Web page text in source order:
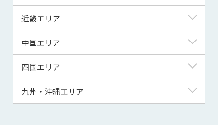
宮城県
秋田県
山形県
埼玉県
千葉県
茨城県
群馬県
富山県
福井県
山梨県
長野県
岐阜県
静岡県
三重県
近畿エリア
滋賀県
京都府
大阪府
兵庫県
中国エリア
鳥取県
島根県
四国エリア
徳島県
九州・沖縄エリア